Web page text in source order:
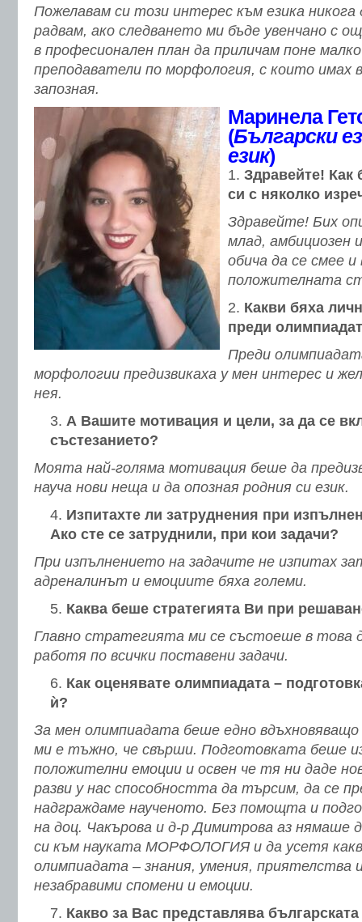
Пожелавам си този интерес към езика никога
радвам, ако следването ми бъде увенчано с
в професионален план да приличам поне
преподаватели по морфология, с които имах
запозная.
Маринела
(Български
език)
Здравейте! Как
си с няколко
Здравейте! Бих
млад, амбициозен
обича да се смее и
положителната
Какви бяха
преди
Преди
морфологии предизвикаха у мен интерес и
нея.
А Вашите мотивация и цели, за да се
състезанието?
Моята най-голяма мотивация беше да
науча нови неща и да опозная родния си език.
Изпитахте ли затруднения при
Ако сте се затруднили, при кои задачи?
При изпълнението на задачите не изпитах
адреналинът и емоциите бяха големи.
Каква беше стратегията Ви при
Главно стратегията ми се състоеше в това
работя по всички поставени задачи.
Как оценявате олимпиадата –
ѝ?
За мен олимпиадата беше едно вдъхновяващо
ми е тъжно, че свърши. Подготовката беше
положителни емоции и освен че тя ни даде
разви у нас способността да търсим, да се
надграждаме наученото. Без помощта и
на доц. Чакърова и д-р Димитрова аз нямаше
си към науката МОРФОЛОГИЯ и да усетя
олимпиадата – знания, умения, приятелства
незабравими спомени и емоции.
Какво за Вас представлява